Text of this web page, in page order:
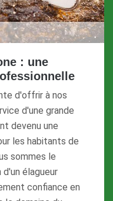
: une
d'offrir à nos
d'une grande
devenu une
les habitants de
sommes le
élagueur
confiance en